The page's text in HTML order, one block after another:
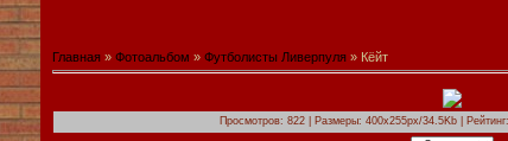
Главная » Фотоальбом » Футболисты Ливерпуля » Кёйт
Просмотров: 822 | Размеры: 400x255px/34.5Kb |